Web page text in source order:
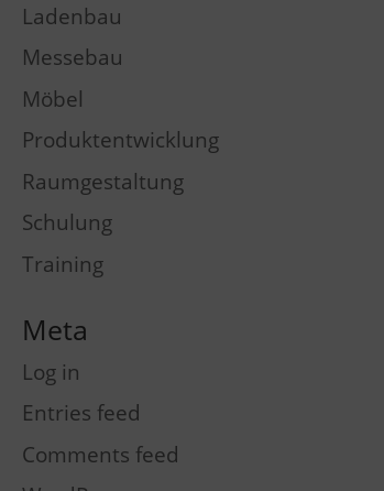
Ladenbau
Messebau
Möbel
Produktentwicklung
Raumgestaltung
Schulung
Training
Meta
Log in
Entries feed
Comments feed